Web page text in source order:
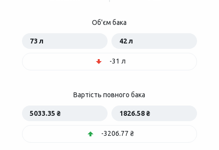
Об'єм бака
73 л 42 л
-31 л
Вартість повного бака
5033.35 ₴ 1826.58 ₴
-3206.77 ₴